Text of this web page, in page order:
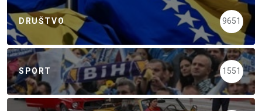
DRUŠTVO 9651
SPORT 1551